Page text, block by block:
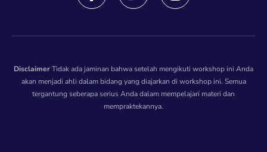
DisclaimerTidak ada jaminan bahwa setelah mengikuti workshop ini Anda
akan menjadi ahli dalam bidang yang diajarkan di workshop ini. Semua
tergantung seberapa serius Anda dalam mempelajari materi dan
mempraktekannya.